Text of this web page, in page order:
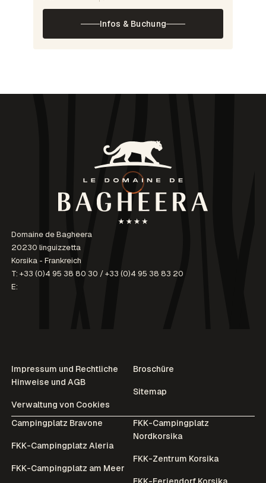
Infos & Buchung
Domaine de Bagheera
20230 linguizzetta
Korsika - Frankreich
T:+33 (0)4 95 38 80 30 /+33 (0)4 95 38 83 20
E:
Impressum und Rechtliche
Hinweise und AGB
Verwaltung von Cookies
Broschüre
Sitemap
Campingplatz Bravone
FKK-Campingplatz Aleria
FKK-Campingplatz am Meer
FKK-Campingplatz
Nordkorsika
FKK-Zentrum Korsika